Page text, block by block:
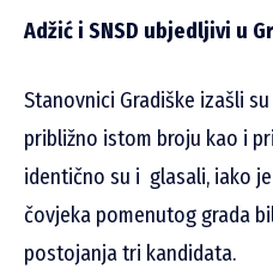
Adžić i SNSD ubjedljivi u
Stanovnici Gradiške izašli
približno istom broju kao i
identično su i glasali, iako
čovjeka pomenutog grada
postojanja tri kandidata.